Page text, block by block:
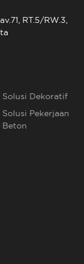
RT.5/RW.3,
Solusi Dekoratif
Solusi Pekerjaan
Beton